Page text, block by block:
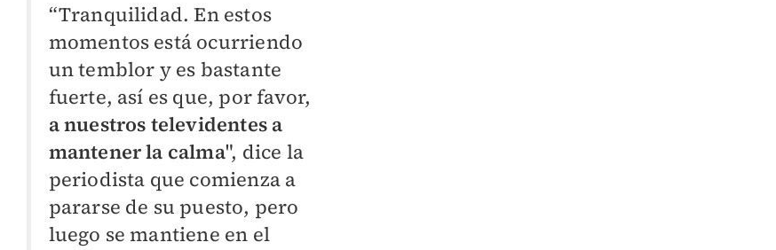
“Tranquilidad. En estos
momentos está ocurriendo
un temblor y es bastante
fuerte, así es que, por favor,
a nuestros televidentes a
mantener la calma", dice la
periodista que comienza a
pararse de su puesto, pero
luego se mantiene en el